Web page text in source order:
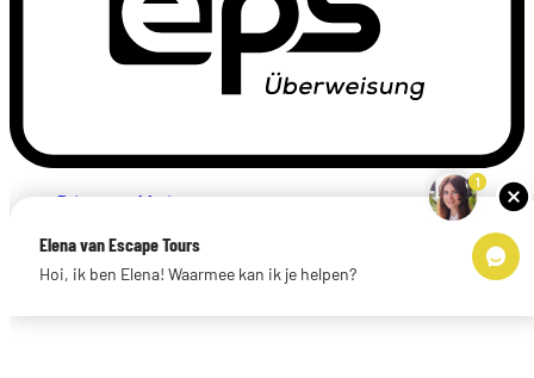
Privacyverklaring
Links
© 2026 Escape Tours
1
Elena van Escape Tours
Hoi, ik ben Elena! Waarmee kan ik je helpen?